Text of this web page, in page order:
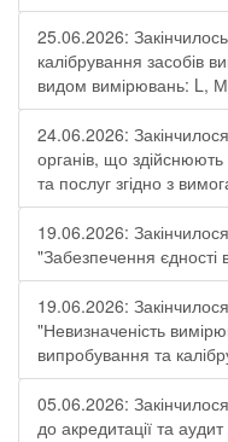
25.06.2026:
калібрування засобів
видом вимірювань: L,
24.06.2026:
органів, що здійснюють
та послуг згідно з
19.06.2026:
"Забезпечення єдності
19.06.2026:
"Невизначеність
випробування та
05.06.2026:
до акредитації та